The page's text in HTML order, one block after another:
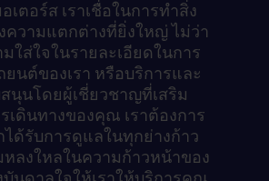
เตอร์ส เราเชื่อในการทำสิ่ง
ความแตกต่างที่ยิ่งใหญ่ ไม่ว่า
ใส่ใจในรายละเอียดในการ
ยนต์ของเรา หรือบริการและ
นุนโดยผู้เชี่ยวชาญที่เสริม
ดินทางของคุณ เราต้องการ
ด้รับการดูแลในทุกย่างก้าว
หลงใหลในความก้าวหน้าของ